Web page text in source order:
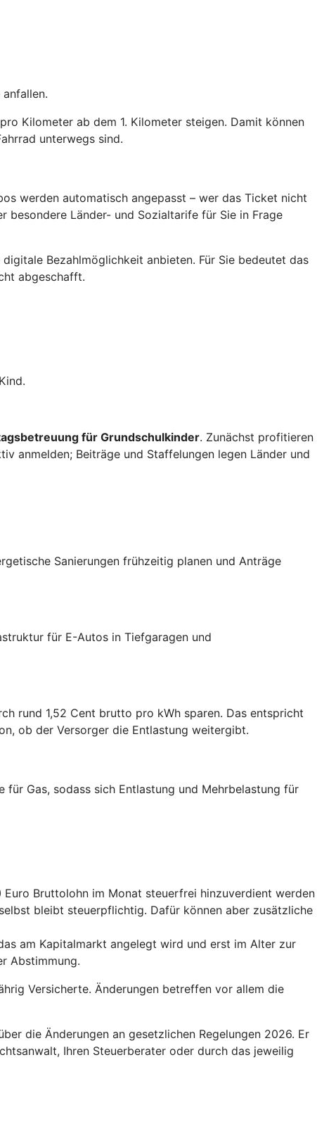
Kilometer ab dem 1. Kilometer steigen. Damit können
unterwegs sind.
werden automatisch angepasst – wer das Ticket nicht
besondere Länder- und Sozialtarife für Sie in Frage
Bezahlmöglichkeit anbieten. Für Sie bedeutet das
abgeschafft.
für Grundschulkinder. Zunächst profitieren
anmelden; Beiträge und Staffelungen legen Länder und
Sanierungen frühzeitig planen und Anträge
für E-Autos in Tiefgaragen und
rund 1,52 Cent brutto pro kWh sparen. Das entspricht
ob der Versorger die Entlastung weitergibt.
Gas, sodass sich Entlastung und Mehrbelastung für
Bruttolohn im Monat steuerfrei hinzuverdient werden
bleibt steuerpflichtig. Dafür können aber zusätzliche
am Kapitalmarkt angelegt wird und erst im Alter zur
Abstimmung.
Versicherte. Änderungen betreffen vor allem die
die Änderungen an gesetzlichen Regelungen 2026. Er
Ihren Steuerberater oder durch das jeweilig